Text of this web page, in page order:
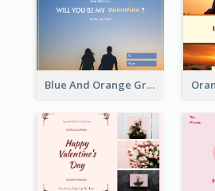
Blue And Orange Gradient Photo Valentines Day Gift Card